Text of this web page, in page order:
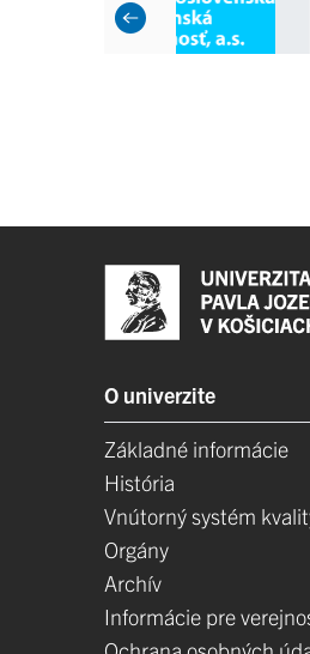
O univerzite
Základné informácie
História
Vnútorný systém
Orgány
Archív
Informácie pre